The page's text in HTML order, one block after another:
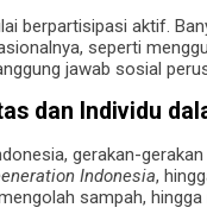
berpartisipasi aktif.
seperti
jawab sosial
dan Individu
gerakan-
Indonesia,
sampah,